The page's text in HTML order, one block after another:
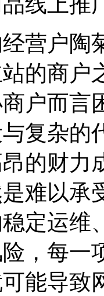
营户陶
的商户
户而言
复杂的
的财力
难以承
定运维
，每一
能导致